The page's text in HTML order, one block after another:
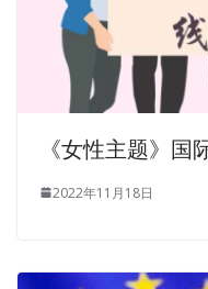
《女性主题》国
2022年11月18日